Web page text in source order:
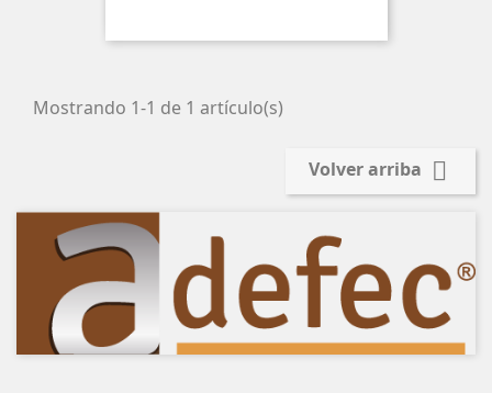
Mostrando 1-1 de 1 artículo(s)
Volver arriba 